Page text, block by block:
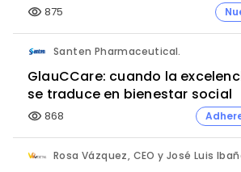
visibility 875
Santen Pharmaceutical.
GlauCCare: cuando la
se traduce en bienestar social
visibility 868